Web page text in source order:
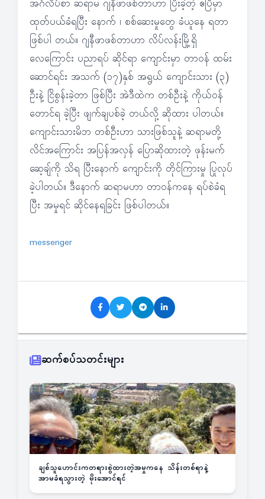
အင်္ဂလိပ်စာ ဆရာမ ဂျနီဖာဖစ်တာဟာ ပြီးခဲ့တဲ့ ဧပြီမှာ
ထုတ်ပယ်ခံရပြီး နောက် ၊ စစ်ဆေးမှုတွေ ခံယူနေ ရတာ
ဖြစ်ပါ တယ်။ ဂျနီဖာဖစ်တာဟာ လိပ်လန်းမြို့ရှိ
လေကြောင်း ပညာရပ် ဆိုင်ရာ ကျောင်းမှာ တာဝန် ထမ်း
ဆောင်ရင်း အသက် (၁၇)နှစ် အရွယ် ကျောင်းသား (၃)
ဦးနဲ့ ငြိစွန်းခဲ့တာ ဖြစ်ပြီး အဲဒီထဲက တစ်ဦးနဲ့ ကိုယ်ဝန်
တောင်ရ ခဲ့ပြီး ဖျက်ချပစ်ခဲ့ တယ်လို့ ဆိုထား ပါတယ်။
ကျောင်းသားမိဘ တစ်ဦးဟာ သားဖြစ်သူနဲ့ ဆရာမတို့
လိင်အကြောင်း အပြန်အလှန် ပြောဆိုထားတဲ့ ဖုန်းမက်
ဆေ့ချ်ကို သိရ ပြီးနောက် ကျောင်းကို တိုင်ကြားမှု ပြုလုပ်
ခဲ့ပါတယ်။ ဒီနောက် ဆရာမဟာ တာဝန်ကနေ ရပ်စဲခံရ
ပြီး အမှုရင် ဆိုင်နေရခြင်း ဖြစ်ပါတယ်။
messenger
ဆက်စပ်သတင်းများ
ချစ်သူဟောင်းကတရားစွဲထားတဲ့အမှုကနေ သိန်းတစ်ရာနဲ့
အာမခံရသွားတဲ့ မိုးအောင်ရင်